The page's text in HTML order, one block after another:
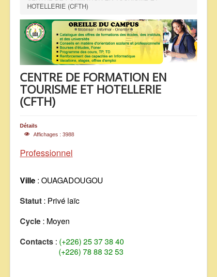
NOS SERVICES
FAQ
CONTACTS
TELECHARGEMENTS
ANNONCES
HOTELLERIE (CFTH)
CENTRE DE FORMATION EN
TOURISME ET HOTELLERIE
(CFTH)
Détails
Affichages : 3988
Professionnel
Ville : OUAGADOUGOU
Statut : Privé laïc
Cycle : Moyen
Contacts : (+226) 25 37 38 40
(+226) 78 88 32 53